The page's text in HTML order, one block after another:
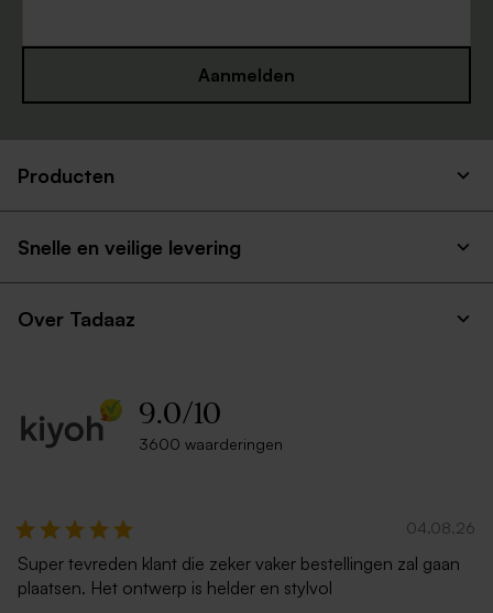
Aanmelden
Producten
Snelle en veilige levering
Over Tadaaz
9.0/10
3600 waarderingen
04.08.26
Super tevreden klant die zeker vaker bestellingen zal gaan
plaatsen. Het ontwerp is helder en stylvol